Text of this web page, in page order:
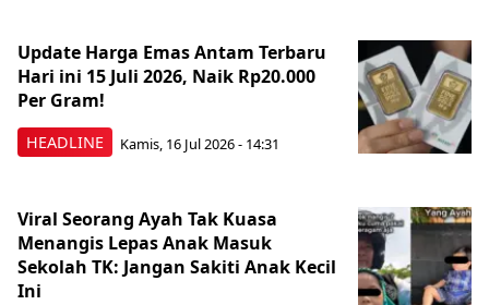
HEADLINE
Update Harga Emas Antam Terbaru
Hari ini 15 Juli 2026, Naik Rp20.000
Per Gram!
Kamis, 16 Jul 2026 - 14:31
Viral Seorang Ayah Tak Kuasa
Menangis Lepas Anak Masuk
Sekolah TK: Jangan Sakiti Anak Kecil
Ini